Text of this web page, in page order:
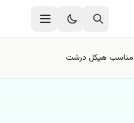
مناسب هيكل درشت